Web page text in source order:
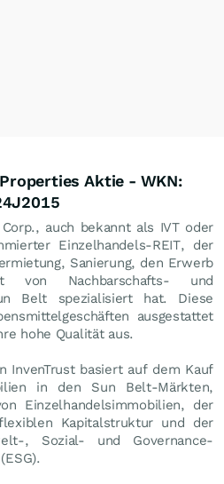
Aktie - WKN:
auch bekannt als IVT oder
Einzelhandels-REIT, der
Sanierung, den Erwerb
von Nachbarschafts- und
Belt spezialisiert hat. Diese
ausgestattet
hohe Qualität aus.
InvenTrust basiert auf dem Kauf
in den Sun Belt-Märkten,
Einzelhandelsimmobilien, der
Kapitalstruktur und der
, Sozial- und Governance-